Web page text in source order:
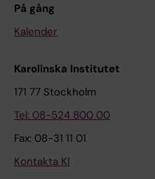
På gång
Kalender
Karolinska Institutet
171 77 Stockholm
Tel: 08-524 800 00
Fax: 08-31 11 01
Kontakta KI